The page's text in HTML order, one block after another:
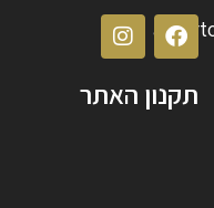
תקנון האתר